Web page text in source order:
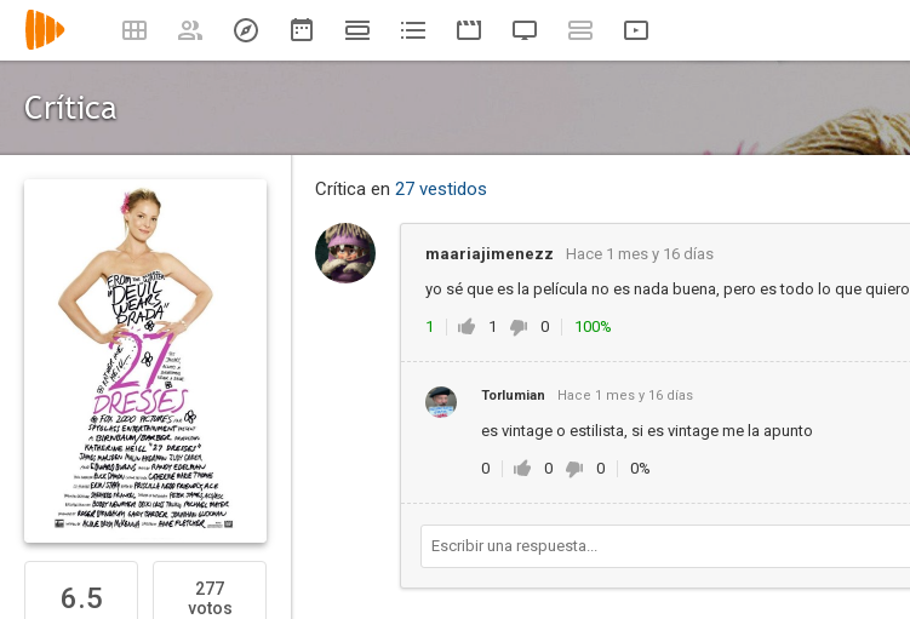
Crítica
6.5
277
votos
Crítica en 27 vestidos
maariajimenezz Hace 1 mes y 16 días
yo sé que es la película no es nada buena, pero es todo lo que quiero
1 1 0 100%
Torlumian Hace 1 mes y 16 días
es vintage o estilista, si es vintage me la apunto
0 0 0 0%